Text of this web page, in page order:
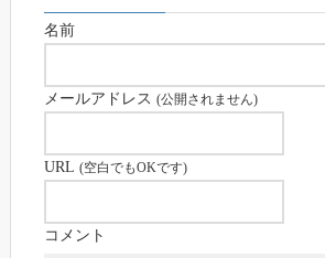
名前
メールアドレス (公開されません)
URL (空白でもOKです)
コメント